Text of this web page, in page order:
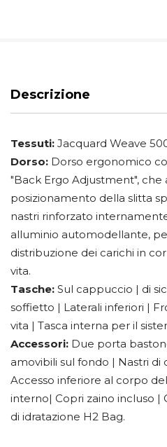
Descrizione
Tessuti: Jacquard Weave
Dorso: Dorso ergonomico
"Back Ergo Adjustment", che
posizionamento della slitta
nastri rinforzato
alluminio automodellante,
distribuzione dei carichi in
vita.
Tasche: Sul cappuccio | di
soffietto | Laterali inferiori |
vita | Tasca interna per il
Accessori: Due porta
amovibili sul fondo | Nastri di
Accesso inferiore al corpo
interno| Copri zaino incluso |
di idratazione H2 Bag.